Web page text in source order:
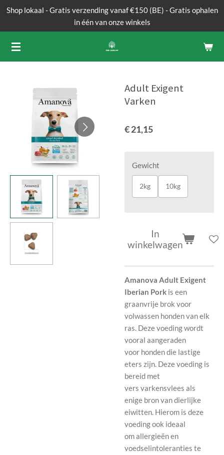
Ga
naar
de
Shop lokaal - Gratis verzending vanaf €150 (BE) - Gratis ophalen
in één van onze winkels
Adult Exigent
Varken
€ 21,15
Gewicht
2kg 10kg
In
winkelwagen
Amanova Adult Exigent
Iberian Pork is een
graanvrije brok voor
volwassen honden van elk
ras. Deze voeding wordt
vooral aangeraden
voor honden die lastige
eters zijn. Deze voeding is
bereid met
vers varkensvlees als
enige bron van dierlijke
eiwitten. Hierom is deze
voeding ook ideaal
omallergieën en
voedselintoleranties te